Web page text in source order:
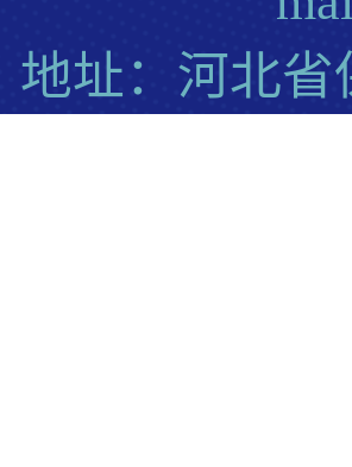
地址：河北省